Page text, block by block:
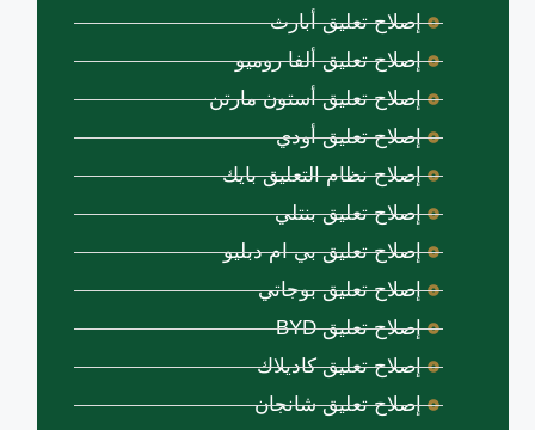
إصلاح تعليق أبارث
إصلاح تعليق ألفا روميو
إصلاح تعليق أستون مارتن
إصلاح تعليق أودي
إصلاح نظام التعليق بايك
إصلاح تعليق بنتلي
إصلاح تعليق بي ام دبليو
إصلاح تعليق بوجاتي
إصلاح تعليق BYD
إصلاح تعليق كاديلاك
إصلاح تعليق شانجان